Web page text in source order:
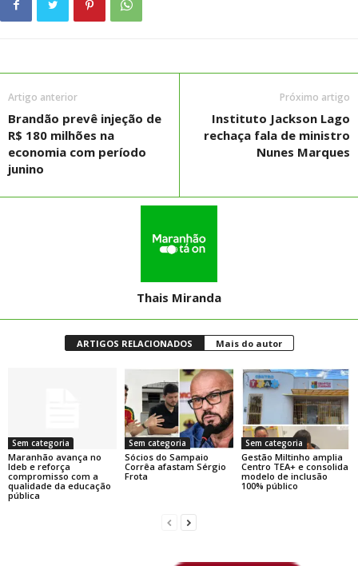
Artigo anterior
Brandão prevê injeção de
R$ 180 milhões na
economia com período
junino
Próximo artigo
Instituto Jackson Lago
rechaça fala de ministro
Nunes Marques
Thais Miranda
ARTIGOS RELACIONADOS Mais do autor
Sem categoria
Maranhão avança no
Ideb e reforça
compromisso com a
qualidade da educação
pública
Sem categoria
Sócios do Sampaio
Corrêa afastam Sérgio
Frota
Sem categoria
Gestão Miltinho amplia
Centro TEA+ e consolida
modelo de inclusão
100% público